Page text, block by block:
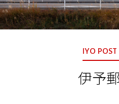
沿革
SERVICES
IYO
伊予